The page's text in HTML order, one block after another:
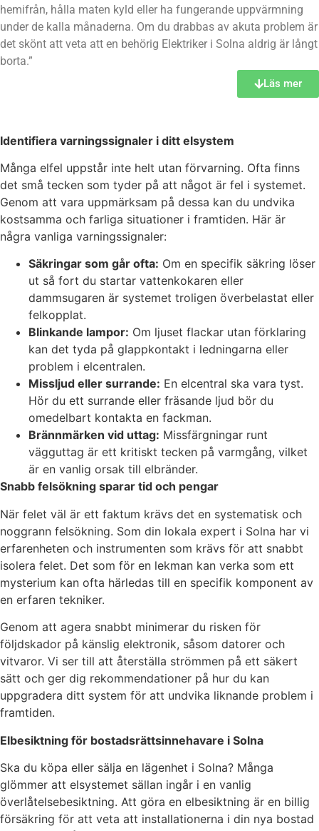
hemifrån, hålla maten kyld eller ha fungerande uppvärmning
under de kalla månaderna. Om du drabbas av akuta problem är
det skönt att veta att en behörig Elektriker i Solna aldrig är långt
borta.”
Läs mer
Identifiera varningssignaler i ditt elsystem
Många elfel uppstår inte helt utan förvarning. Ofta finns
det små tecken som tyder på att något är fel i systemet.
Genom att vara uppmärksam på dessa kan du undvika
kostsamma och farliga situationer i framtiden. Här är
några vanliga varningssignaler:
Säkringar som går ofta: Om en specifik säkring löser
ut så fort du startar vattenkokaren eller
dammsugaren är systemet troligen överbelastat eller
felkopplat.
Blinkande lampor: Om ljuset flackar utan förklaring
kan det tyda på glappkontakt i ledningarna eller
problem i elcentralen.
Missljud eller surrande: En elcentral ska vara tyst.
Hör du ett surrande eller fräsande ljud bör du
omedelbart kontakta en fackman.
Brännmärken vid uttag: Missfärgningar runt
vägguttag är ett kritiskt tecken på varmgång, vilket
är en vanlig orsak till elbränder.
Snabb felsökning sparar tid och pengar
När felet väl är ett faktum krävs det en systematisk och
noggrann felsökning. Som din lokala expert i Solna har vi
erfarenheten och instrumenten som krävs för att snabbt
isolera felet. Det som för en lekman kan verka som ett
mysterium kan ofta härledas till en specifik komponent av
en erfaren tekniker.
Genom att agera snabbt minimerar du risken för
följdskador på känslig elektronik, såsom datorer och
vitvaror. Vi ser till att återställa strömmen på ett säkert
sätt och ger dig rekommendationer på hur du kan
uppgradera ditt system för att undvika liknande problem i
framtiden.
Elbesiktning för bostadsrättsinnehavare i Solna
Ska du köpa eller sälja en lägenhet i Solna? Många
glömmer att elsystemet sällan ingår i en vanlig
överlåtelsebesiktning. Att göra en elbesiktning är en billig
försäkring för att veta att installationerna i din nya bostad